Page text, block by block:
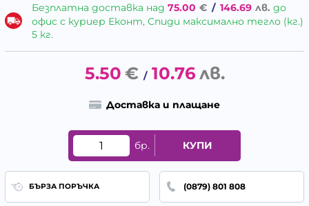
Безплатна доставка над 75.00 € / 146.69 лв. до
офис с куриер Еконт, Спиди максимално тегло (кг.)
5 кг.
5.50 € / 10.76 лв.
Доставка и плащане
бр. КУПИ
БЪРЗА ПОРЪЧКА (0879) 801 808